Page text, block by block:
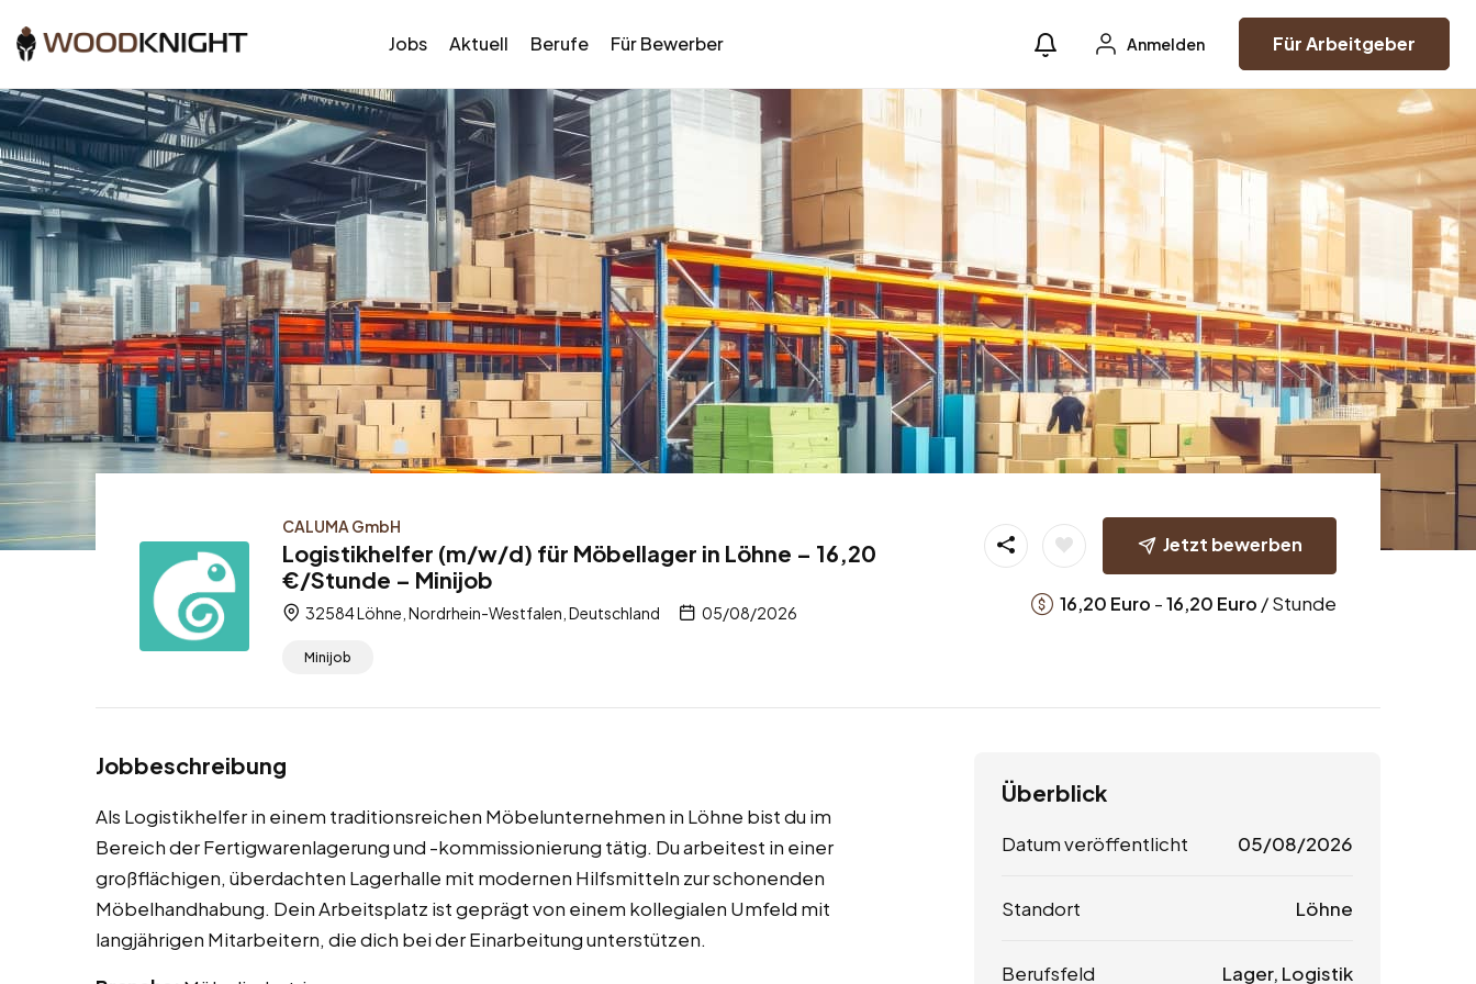
Jobs Aktuell Berufe Für Bewerber Anmelden Für Arbeitgeber
CALUMA GmbH
Logistikhelfer (m/w/d) für Möbellager in Löhne – 16,20
€/Stunde – Minijob
32584 Löhne, Nordrhein-Westfalen, Deutschland 05/08/2026
Minijob
Jetzt bewerben
16,20 Euro -16,20 Euro / Stunde
Jobbeschreibung
Als Logistikhelfer in einem traditionsreichen Möbelunternehmen in Löhne bist du im
Bereich der Fertigwarenlagerung und -kommissionierung tätig. Du arbeitest in einer
großflächigen, überdachten Lagerhalle mit modernen Hilfsmitteln zur schonenden
Möbelhandhabung. Dein Arbeitsplatz ist geprägt von einem kollegialen Umfeld mit
langjährigen Mitarbeitern, die dich bei der Einarbeitung unterstützen.
Überblick
Datum veröffentlicht 05/08/2026
Standort Löhne
Berufsfeld Lager, Logistik